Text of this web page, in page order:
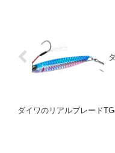
ダイワのリアルブレード